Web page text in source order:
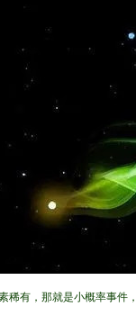
稀有，那就是小概率事件